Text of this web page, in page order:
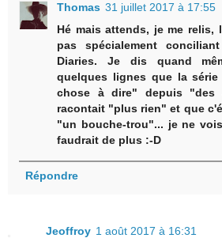
Thomas 31 juillet 2017 à 17:55
Hé mais attends, je me
pas spécialement
Diaries. Je dis quand
quelques lignes que la
chose à dire" depuis "des
racontait "plus rien" et que
"un bouche-trou"... je ne
faudrait de plus :-D
Répondre
Jeoffroy 1 août 2017 à 16:31